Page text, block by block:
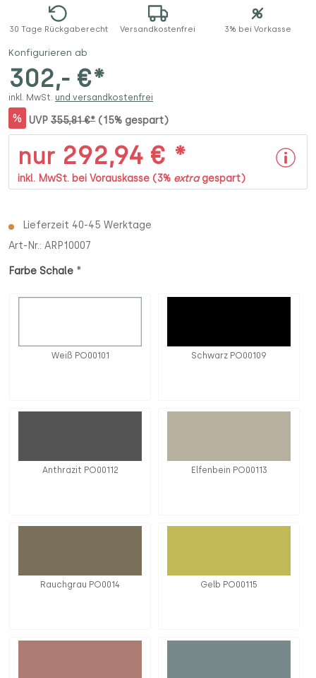
30 Tage Rückgaberecht Versandkostenfrei 3% bei Vorkasse
Konfigurieren ab
302,- €*
inkl. MwSt. und versandkostenfrei
% UVP 355,81 €* (15% gespart)
nur 292,94 € *
inkl. MwSt. bei Vorauskasse (3% extragespart)
Lieferzeit 40-45 Werktage
Art-Nr.: ARP10007
Farbe Schale *
Weiß PO00101 Schwarz PO00109
Anthrazit PO00112 Elfenbein PO00113
Rauchgrau PO0014 Gelb PO00115